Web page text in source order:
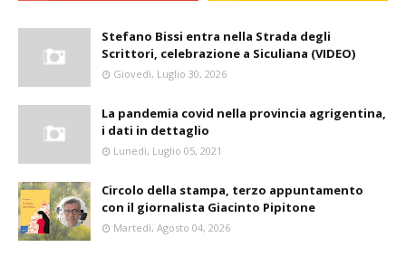
Stefano Bissi entra nella Strada degli
Scrittori, celebrazione a Siculiana (VIDEO)
Giovedì, Luglio 30, 2026
La pandemia covid nella provincia agrigentina,
i dati in dettaglio
Lunedì, Luglio 05, 2021
Circolo della stampa, terzo appuntamento
con il giornalista Giacinto Pipitone
Martedì, Agosto 04, 2026